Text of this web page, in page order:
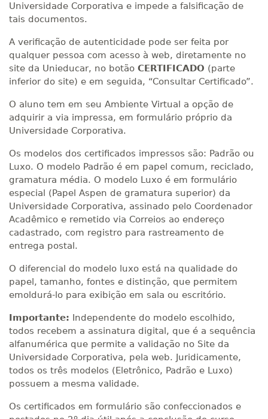
Universidade Corporativa e impede a falsificação de
tais documentos.
A verificação de autenticidade pode ser feita por
qualquer pessoa com acesso à web, diretamente no
site da Unieducar, no botão CERTIFICADO (parte
inferior do site) e em seguida, “Consultar Certificado”.
O aluno tem em seu Ambiente Virtual a opção de
adquirir a via impressa, em formulário próprio da
Universidade Corporativa.
Os modelos dos certificados impressos são: Padrão ou
Luxo. O modelo Padrão é em papel comum, reciclado,
gramatura média. O modelo Luxo é em formulário
especial (Papel Aspen de gramatura superior) da
Universidade Corporativa, assinado pelo Coordenador
Acadêmico e remetido via Correios ao endereço
cadastrado, com registro para rastreamento de
entrega postal.
O diferencial do modelo luxo está na qualidade do
papel, tamanho, fontes e distinção, que permitem
emoldurá-lo para exibição em sala ou escritório.
Importante: Independente do modelo escolhido,
todos recebem a assinatura digital, que é a sequência
alfanumérica que permite a validação no Site da
Universidade Corporativa, pela web. Juridicamente,
todos os três modelos (Eletrônico, Padrão e Luxo)
possuem a mesma validade.
Os certificados em formulário são confeccionados e